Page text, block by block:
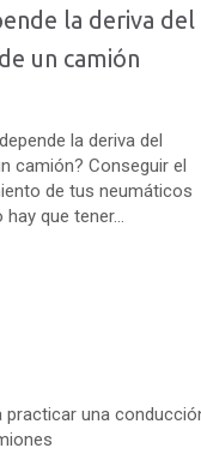
la deriva del
un camión
la deriva del
camión? Conseguir el
de tus neumáticos
que tener...